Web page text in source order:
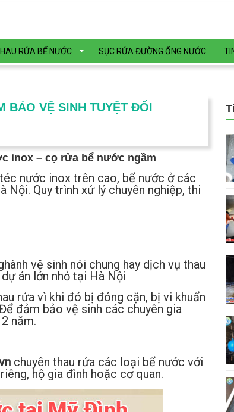
RỬA BỂ NƯỚC SỤC RỬA ĐƯỜNG ỐNG NƯỚC
BẢO VỆ SINH TUYỆT ĐỐI
inox – cọ rửa bể nước ngầm
nước inox trên cao, bể nước ở các
Nội. Quy trình xử lý chuyên nghiệp, thi
vệ sinh nói chung hay dịch vụ thau
án lớn nhỏ tại Hà Nội
rửa vì khi đó bị đóng cặn, bị vi khuẩn
đảm bảo vệ sinh các chuyên gia
năm.
chuyên thau rửa các loại bể nước với
hộ gia đình hoặc cơ quan.